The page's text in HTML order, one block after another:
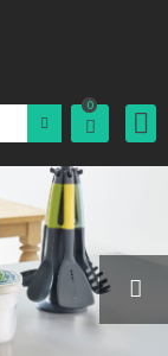
0